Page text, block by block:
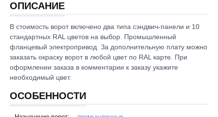
ОПИСАНИЕ
В стоимость ворот включено два типа сэндвич-панели и 10
стандартных RAL цветов на выбор. Промышленный
фланцевый электропривод. За дополнительную плату можно
заказать окраску ворот в любой цвет по RAL карте. При
оформлении заказа в комментарии к заказу укажите
необходимый цвет.
ОСОБЕННОСТИ